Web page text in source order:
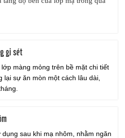
gỉ sét
màng mỏng trên bề mặt chi tiết
lại sự ăn mòn một cách lâu dài,
sau khi mạ nhôm, nhằm ngăn